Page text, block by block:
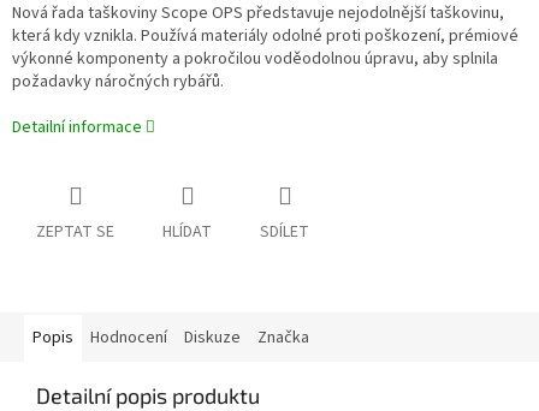
Nová řada taškoviny Scope OPS představuje nejodolnější taškovinu,
která kdy vznikla. Používá materiály odolné proti poškození, prémiové
výkonné komponenty a pokročilou voděodolnou úpravu, aby splnila
požadavky náročných rybářů.
Detailní informace
ZEPTAT SE HLÍDAT SDÍLET
Popis Hodnocení Diskuze Značka
Detailní popis produktu